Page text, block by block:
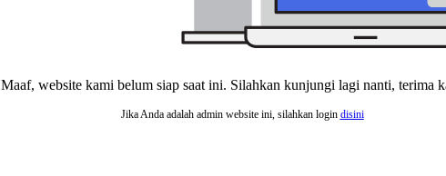
Maaf, website kami belum siap saat ini. Silahkan kunjungi lagi nanti, terima
Jika Anda adalah admin website ini, silahkan login disini